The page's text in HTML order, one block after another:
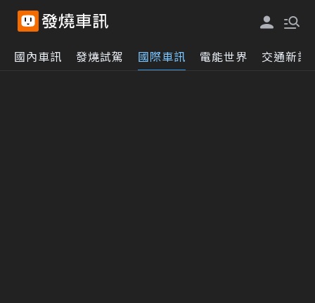
國內車訊 發燒試駕 國際車訊 電能世界 交通新訊